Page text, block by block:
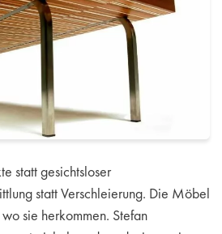
statt gesichtsloser
statt Verschleierung. Die Möbel
sie herkommen. Stefan